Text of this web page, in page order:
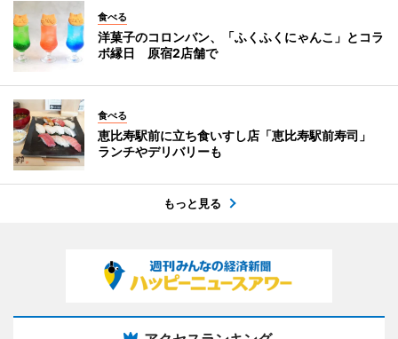
食べる
洋菓子のコロンバン、「ふくふくにゃんこ」とコラ
ボ縁日 原宿2店舗で
食べる
恵比寿駅前に立ち食いすし店「恵比寿駅前寿司」
ランチやデリバリーも
もっと見る